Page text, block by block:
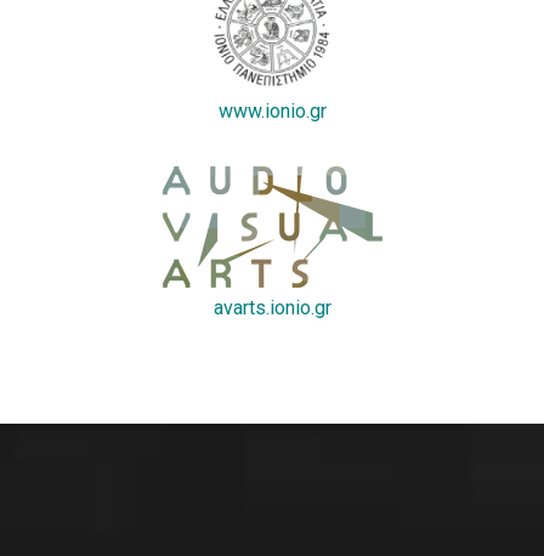
www.ionio.gr
avarts.ionio.gr